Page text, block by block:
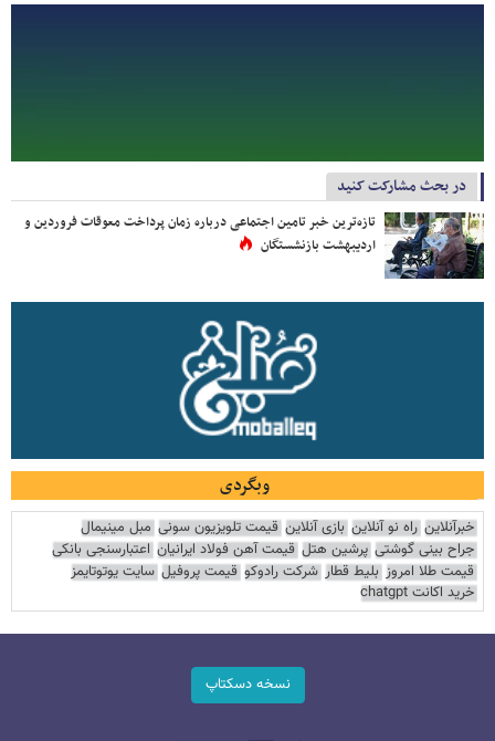
در بحث مشارکت کنید
تازه‌ترین خبر تامین اجتماعی درباره زمان پرداخت معوقات فروردین و
اردیبهشت بازنشستگان
وبگردی
خبرآنلاین راه نو آنلاین بازی آنلاین قیمت تلویزیون سونی مبل مینیمال
جراح بینی گوشتی پرشین هتل قیمت آهن فولاد ایرانیان اعتبارسنجی بانکی
قیمت طلا امروز بلیط قطار شرکت رادوکو قیمت پروفیل سایت یوتوتایمز
خرید اکانت chatgpt
نسخه دسکتاپ